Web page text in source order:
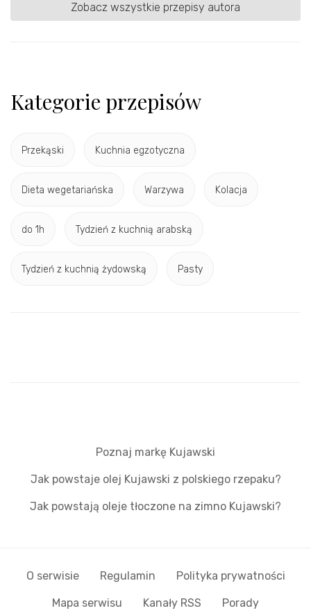
Zobacz wszystkie przepisy autora
Kategorie przepisów
Przekąski Kuchnia egzotyczna
Dieta wegetariańska Warzywa Kolacja
do 1h Tydzień z kuchnią arabską
Tydzień z kuchnią żydowską Pasty
Poznaj markę Kujawski
Jak powstaje olej Kujawski z polskiego rzepaku?
Jak powstają oleje tłoczone na zimno Kujawski?
O serwisie Regulamin Polityka prywatności
Mapa serwisu Kanały RSS Porady